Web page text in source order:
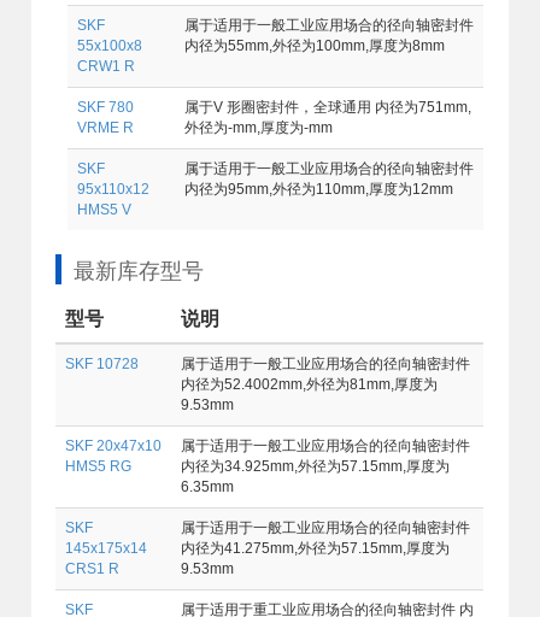
SKF
55x100x8
CRW1 R
属于适用于一般工业应用场合的径向轴密封件
内径为55mm,外径为100mm,厚度为8mm
SKF 780
VRME R
属于V 形圈密封件，全球通用 内径为751mm,
外径为-mm,厚度为-mm
SKF
95x110x12
HMS5 V
属于适用于一般工业应用场合的径向轴密封件
内径为95mm,外径为110mm,厚度为12mm
最新库存型号
型号 说明
SKF 10728
属于适用于一般工业应用场合的径向轴密封件
内径为52.4002mm,外径为81mm,厚度为
9.53mm
SKF 20x47x10
HMS5 RG
属于适用于一般工业应用场合的径向轴密封件
内径为34.925mm,外径为57.15mm,厚度为
6.35mm
SKF
145x175x14
CRS1 R
属于适用于一般工业应用场合的径向轴密封件
内径为41.275mm,外径为57.15mm,厚度为
9.53mm
SKF
属于适用于重工业应用场合的径向轴密封件 内